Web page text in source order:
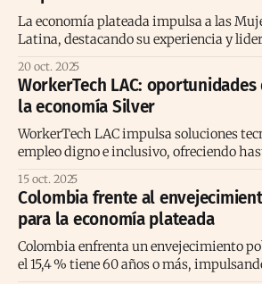
La economía plateada impulsa a las
Latina, destacando su experiencia y
20 oct. 2025
WorkerTech LAC:
la economía Silver
WorkerTech LAC impulsa soluciones
empleo digno e inclusivo, ofreciendo
15 oct. 2025
Colombia frente al
para la economía plateada
Colombia enfrenta un envejecimiento
el 15,4 % tiene 60 años o más,